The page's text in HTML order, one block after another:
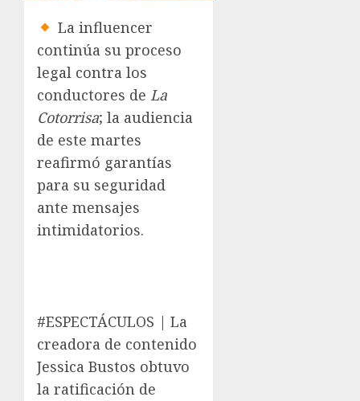
La influencer
continúa su proceso
legal contra los
conductores de La
Cotorrisa; la audiencia
de este martes
reafirmó garantías
para su seguridad
ante mensajes
intimidatorios.
#ESPECTÁCULOS | La
creadora de contenido
Jessica Bustos obtuvo
la ratificación de